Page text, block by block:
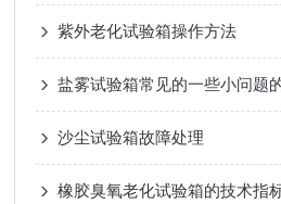
紫外老化试验箱操作方法
盐雾试验箱常见的一些小问题
沙尘试验箱故障处理
橡胶臭氧老化试验箱的技术指